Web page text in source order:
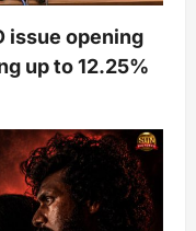
issue opening
up to 12.25%